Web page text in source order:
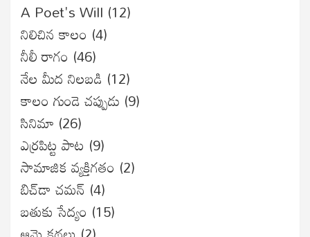
A Poet's Will (12)
నిలిచిన కాలం (4)
నీలీ రాగం (46)
నేల మీద నిలబడి (12)
కాలం గుండె చప్పుడు (9)
సినిమా (26)
ఎర్రపిట్ట పాట (9)
సామాజిక వ్యక్తిగతం (2)
బిచ్‌డా చమన్ (4)
బతుకు సేద్యం (15)